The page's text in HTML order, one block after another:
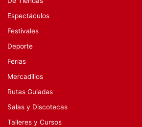
Espectáculos
Festivales
Deporte
Ferias
Mercadillos
Rutas Guiadas
Salas y Discotecas
Talleres y Cursos